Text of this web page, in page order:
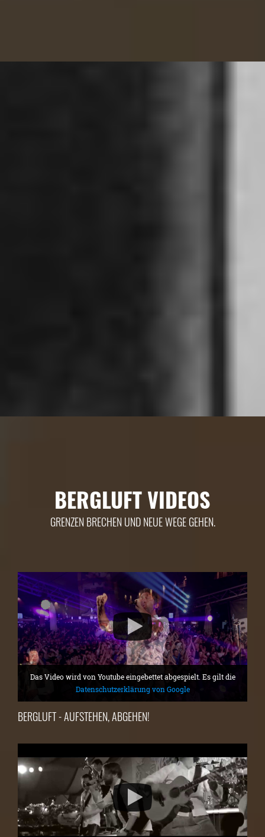
BERGLUFT VIDEOS
GRENZEN BRECHEN UND NEUE WEGE GEHEN.
Das Video wird von Youtube eingebettet abgespielt. Es gilt die
Datenschutzerklärung von Google
BERGLUFT - AUFSTEHEN, ABGEHEN!